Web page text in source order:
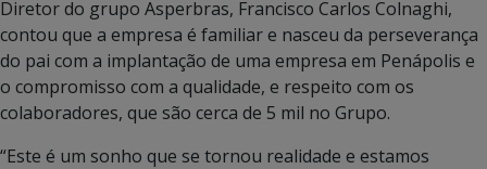
Diretor do grupo Asperbras, Francisco Carlos Colnaghi,
contou que a empresa é familiar e nasceu da perseverança
do pai com a implantação de uma empresa em Penápolis e
o compromisso com a qualidade, e respeito com os
colaboradores, que são cerca de 5 mil no Grupo.
“Este é um sonho que se tornou realidade e estamos